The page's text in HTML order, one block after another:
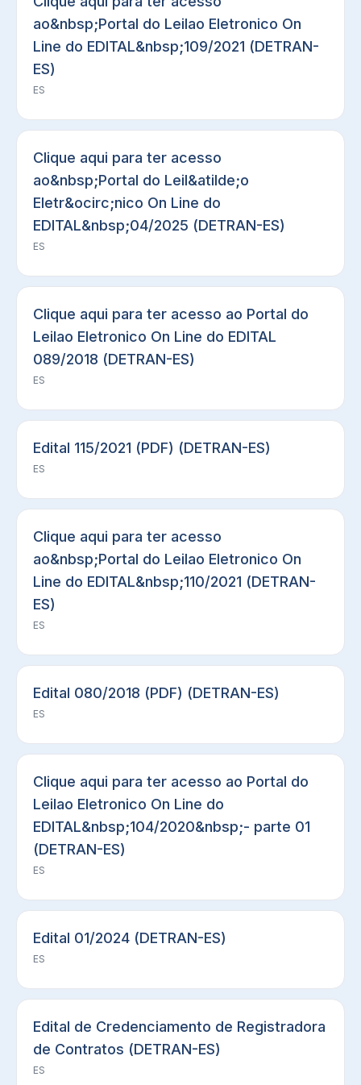
ao&nbsp;Portal do Leilao Eletronico On
Line do EDITAL&nbsp;109/2021 (DETRAN-
ES)
ES
Clique aqui para ter acesso
ao&nbsp;Portal do Leil&atilde;o
Eletr&ocirc;nico On Line do
EDITAL&nbsp;04/2025 (DETRAN-ES)
ES
Clique aqui para ter acesso ao Portal do
Leilao Eletronico On Line do EDITAL
089/2018 (DETRAN-ES)
ES
Edital 115/2021 (PDF) (DETRAN-ES)
ES
Clique aqui para ter acesso
ao&nbsp;Portal do Leilao Eletronico On
Line do EDITAL&nbsp;110/2021 (DETRAN-
ES)
ES
Edital 080/2018 (PDF) (DETRAN-ES)
ES
Clique aqui para ter acesso ao Portal do
Leilao Eletronico On Line do
EDITAL&nbsp;104/2020&nbsp;- parte 01
(DETRAN-ES)
ES
Edital 01/2024 (DETRAN-ES)
ES
Edital de Credenciamento de Registradora
de Contratos (DETRAN-ES)
ES